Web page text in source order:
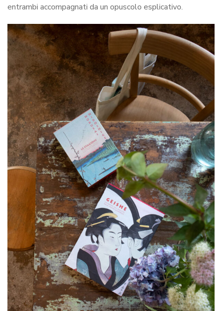
entrambi accompagnati da un opuscolo esplicativo.